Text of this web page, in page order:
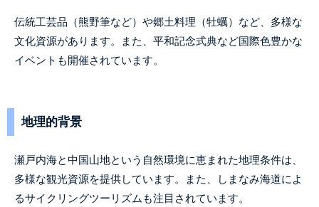
伝統工芸品（熊野筆など）や郷土料理（牡蠣）など、多様な
文化資源があります。また、平和記念式典など国際色豊かな
イベントも開催されています。
地理的背景
瀬戸内海と中国山地という自然環境に恵まれた地理条件は、
多様な観光資源を提供しています。また、しまなみ海道によ
るサイクリングツーリズムも注目されています。